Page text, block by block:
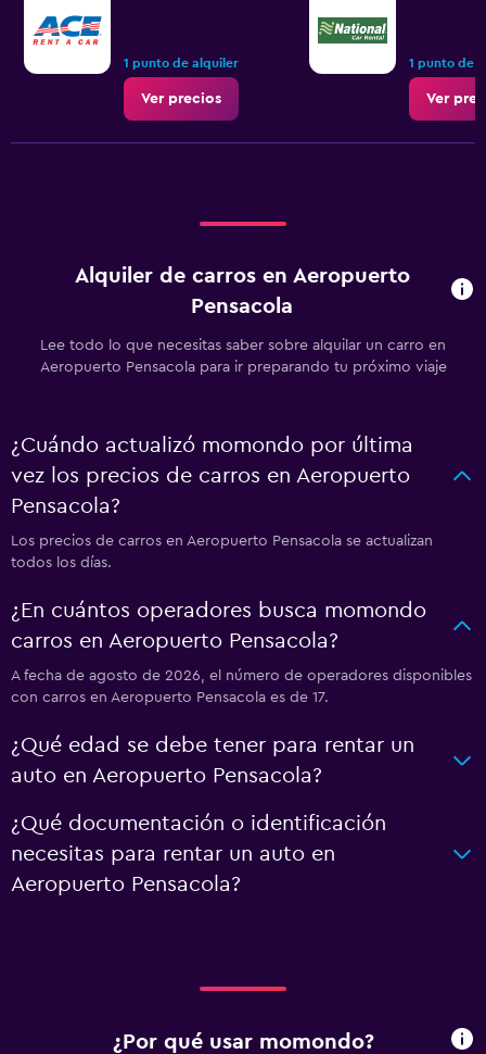
1 punto de alquiler
Ver precios
1 punto de
Ver
Alquiler de carros en Aeropuerto
Pensacola
Lee todo lo que necesitas saber sobre alquilar un carro en
Aeropuerto Pensacola para ir preparando tu próximo viaje
¿Cuándo actualizó momondo por última
vez los precios de carros en Aeropuerto
Pensacola?
Los precios de carros en Aeropuerto Pensacola se actualizan
todos los días.
¿En cuántos operadores busca momondo
carros en Aeropuerto Pensacola?
A fecha de agosto de 2026, el número de operadores disponibles
con carros en Aeropuerto Pensacola es de 17.
¿Qué edad se debe tener para rentar un
auto en Aeropuerto Pensacola?
¿Qué documentación o identificación
necesitas para rentar un auto en
Aeropuerto Pensacola?
¿Por qué usar momondo?